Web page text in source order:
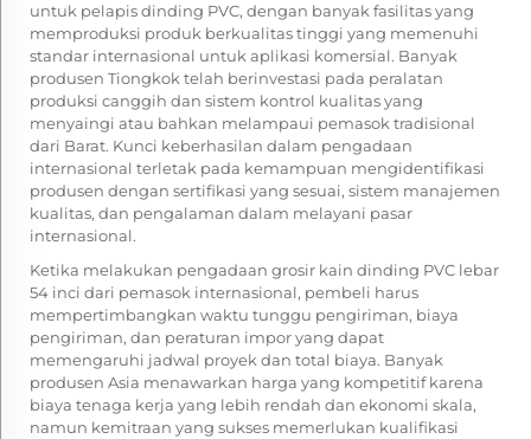
untuk pelapis dinding PVC, dengan banyak fasilitas yang
memproduksi produk berkualitas tinggi yang memenuhi
standar internasional untuk aplikasi komersial. Banyak
produsen Tiongkok telah berinvestasi pada peralatan
produksi canggih dan sistem kontrol kualitas yang
menyaingi atau bahkan melampaui pemasok tradisional
dari Barat. Kunci keberhasilan dalam pengadaan
internasional terletak pada kemampuan mengidentifikasi
produsen dengan sertifikasi yang sesuai, sistem manajemen
kualitas, dan pengalaman dalam melayani pasar
internasional.
Ketika melakukan pengadaan grosir kain dinding PVC lebar
54 inci dari pemasok internasional, pembeli harus
mempertimbangkan waktu tunggu pengiriman, biaya
pengiriman, dan peraturan impor yang dapat
memengaruhi jadwal proyek dan total biaya. Banyak
produsen Asia menawarkan harga yang kompetitif karena
biaya tenaga kerja yang lebih rendah dan ekonomi skala,
namun kemitraan yang sukses memerlukan kualifikasi